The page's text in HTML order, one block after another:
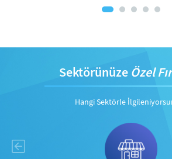
Sektörünüze Özel
Hangi Sektörle